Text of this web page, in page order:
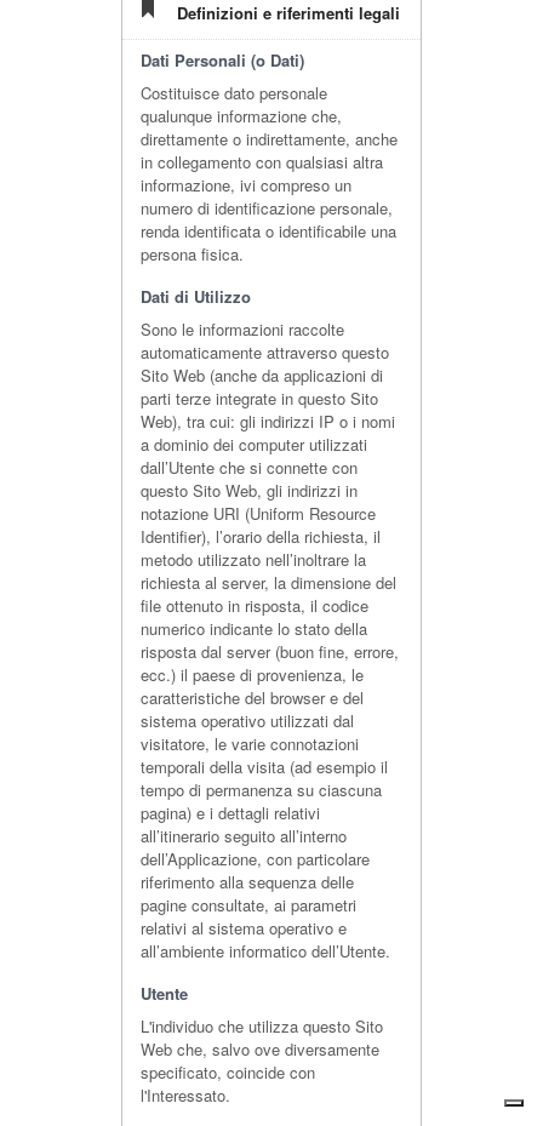
Definizioni e riferimenti legali
Dati Personali (o Dati)
Costituisce dato personale
qualunque informazione che,
direttamente o indirettamente, anche
in collegamento con qualsiasi altra
informazione, ivi compreso un
numero di identificazione personale,
renda identificata o identificabile una
persona fisica.
Dati di Utilizzo
Sono le informazioni raccolte
automaticamente attraverso questo
Sito Web (anche da applicazioni di
parti terze integrate in questo Sito
Web), tra cui: gli indirizzi IP o i nomi
a dominio dei computer utilizzati
dall’Utente che si connette con
questo Sito Web, gli indirizzi in
notazione URI (Uniform Resource
Identifier), l’orario della richiesta, il
metodo utilizzato nell’inoltrare la
richiesta al server, la dimensione del
file ottenuto in risposta, il codice
numerico indicante lo stato della
risposta dal server (buon fine, errore,
ecc.) il paese di provenienza, le
caratteristiche del browser e del
sistema operativo utilizzati dal
visitatore, le varie connotazioni
temporali della visita (ad esempio il
tempo di permanenza su ciascuna
pagina) e i dettagli relativi
all’itinerario seguito all’interno
dell’Applicazione, con particolare
riferimento alla sequenza delle
pagine consultate, ai parametri
relativi al sistema operativo e
all’ambiente informatico dell’Utente.
Utente
L'individuo che utilizza questo Sito
Web che, salvo ove diversamente
specificato, coincide con
l'Interessato.